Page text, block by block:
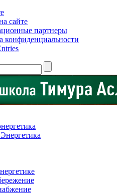
сайте
партнеры
конфиденциальности